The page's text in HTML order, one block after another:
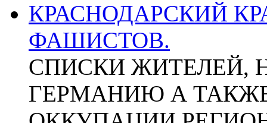
КРАСНОДАРСКИЙ
ФАШИСТОВ.
СПИСКИ ЖИТЕЛЕЙ,
ГЕРМАНИЮ А